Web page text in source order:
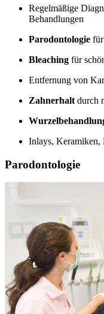
Regelmäßige
Behandlungen
Parodontologie
Bleaching für
Entfernung von
Zahnerhalt durch
Inlays, Keramiken,
Parodontologie